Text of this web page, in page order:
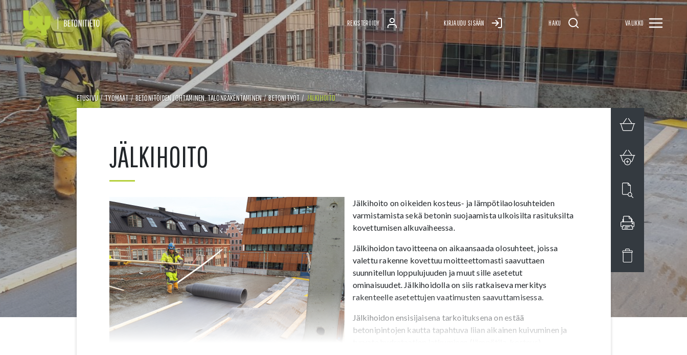
REKISTERÖIDY KIRJAUDU SISÄÄN HAKU VALIKKO
ETUSIVU / TYÖMAAT / BETONITÖIDEN JOHTAMINEN, TALONRAKENTAMINEN / BETONITYÖT / JÄLKIHOITO
JÄLKIHOITO
Jälkihoito on oikeiden kosteus- ja lämpötilaolosuhteiden
varmistamista sekä betonin suojaamista ulkoisilta rasituksilta
kovettumisen alkuvaiheessa.
Jälkihoidon tavoitteena on aikaansaada olosuhteet, joissa
valettu rakenne kovettuu moitteettomasti saavuttaen
suunnitellun loppulujuuden ja muut sille asetetut
ominaisuudet. Jälkihoidolla on siis ratkaiseva merkitys
rakenteelle asetettujen vaatimusten saavuttamisessa.
Jälkihoidon ensisijaisena tarkoituksena on estää
betonipintojen kautta tapahtuva liian aikainen kuivuminen ja